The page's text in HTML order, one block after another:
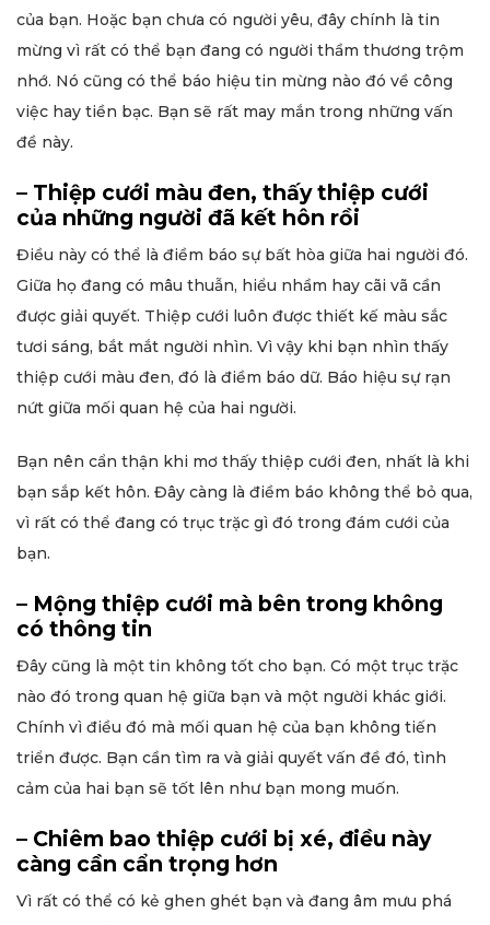
của bạn. Hoặc bạn chưa có người yêu, đây chính là tin
mừng vì rất có thể bạn đang có người thầm thương trộm
nhớ. Nó cũng có thể báo hiệu tin mừng nào đó về công
việc hay tiền bạc. Bạn sẽ rất may mắn trong những vấn
đề này.
– Thiệp cưới màu đen, thấy thiệp cưới
của những người đã kết hôn rồi
Điều này có thể là điềm báo sự bất hòa giữa hai người đó.
Giữa họ đang có mâu thuẫn, hiểu nhầm hay cãi vã cần
được giải quyết. Thiệp cưới luôn được thiết kế màu sắc
tươi sáng, bắt mắt người nhìn. Vì vậy khi bạn nhìn thấy
thiệp cưới màu đen, đó là điềm báo dữ. Báo hiệu sự rạn
nứt giữa mối quan hệ của hai người.
Bạn nên cẩn thận khi mơ thấy thiệp cưới đen, nhất là khi
bạn sắp kết hôn. Đây càng là điềm báo không thể bỏ qua,
vì rất có thể đang có trục trặc gì đó trong đám cưới của
bạn.
– Mộng thiệp cưới mà bên trong không
có thông tin
Đây cũng là một tin không tốt cho bạn. Có một trục trặc
nào đó trong quan hệ giữa bạn và một người khác giới.
Chính vì điều đó mà mối quan hệ của bạn không tiến
triển được. Bạn cần tìm ra và giải quyết vấn đề đó, tình
cảm của hai bạn sẽ tốt lên như bạn mong muốn.
– Chiêm bao thiệp cưới bị xé, điều này
càng cần cẩn trọng hơn
Vì rất có thể có kẻ ghen ghét bạn và đang âm mưu phá